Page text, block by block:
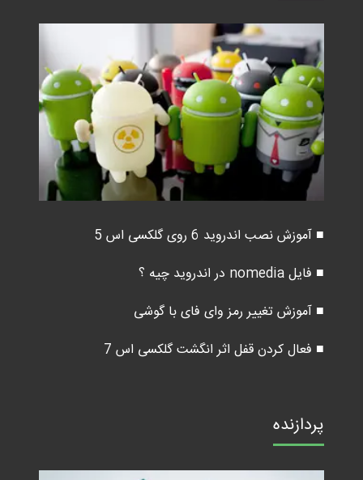
■ آموزش نصب اندروید 6 روی گلکسی اس 5
■ فایل nomedia در اندروید چیه ؟
■ آموزش تغییر رمز وای فای با گوشی
■ فعال کردن قفل اثر انگشت گلکسی اس 7
پردازنده